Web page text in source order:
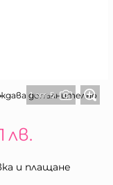
1 от 5
допълнително
лв.
и плащане